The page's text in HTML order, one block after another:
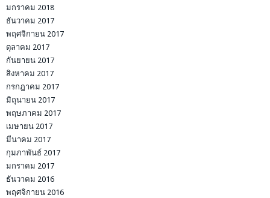
มกราคม 2018
ธันวาคม 2017
พฤศจิกายน 2017
ตุลาคม 2017
กันยายน 2017
สิงหาคม 2017
กรกฎาคม 2017
มิถุนายน 2017
พฤษภาคม 2017
เมษายน 2017
มีนาคม 2017
กุมภาพันธ์ 2017
มกราคม 2017
ธันวาคม 2016
พฤศจิกายน 2016